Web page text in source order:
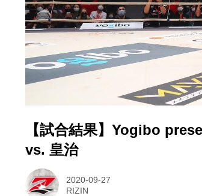
【試合結果】Yogibo
vs. 皇治
2020-09-27
RIZIN